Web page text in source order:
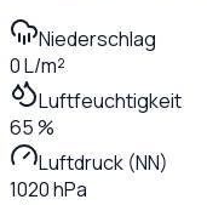
Niederschlag
0 L/m²
Luftfeuchtigkeit
65 %
Luftdruck (NN)
1020 hPa